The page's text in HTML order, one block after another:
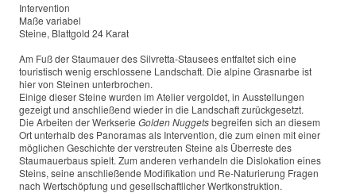
Intervention
Maße variabel
Steine, Blattgold 24 Karat
Am Fuß der Staumauer des Silvretta-Stausees entfaltet sich eine
touristisch wenig erschlossene Landschaft. Die alpine Grasnarbe ist
hier von Steinen unterbrochen.
Einige dieser Steine wurden im Atelier vergoldet, in Ausstellungen
gezeigt und anschließend wieder in die Landschaft zurückgesetzt.
Die Arbeiten der Werkserie Golden Nuggetsbegreifen sich an diesem
Ort unterhalb des Panoramas als Intervention, die zum einen mit einer
möglichen Geschichte der verstreuten Steine als Überreste des
Staumauerbaus spielt. Zum anderen verhandeln die Dislokation eines
Steins, seine anschließende Modifikation und Re-Naturierung Fragen
nach Wertschöpfung und gesellschaftlicher Wertkonstruktion.